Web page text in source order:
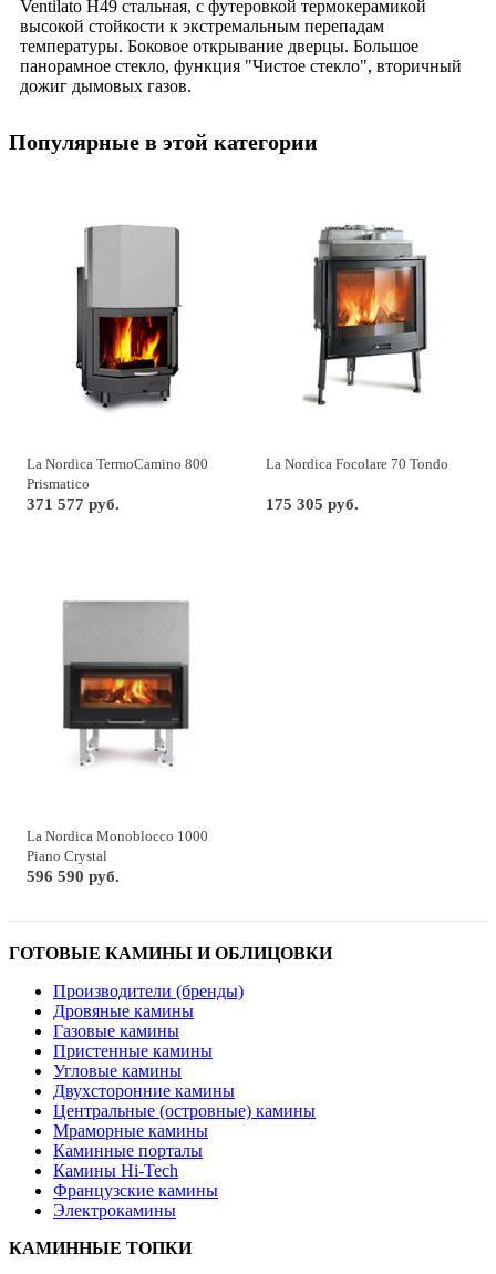
Ventilato H49 стальная, с футеровкой термокерамикой
высокой стойкости к экстремальным перепадам
температуры. Боковое открывание дверцы. Большое
панорамное стекло, функция "Чистое стекло", вторичный
дожиг дымовых газов.
Популярные в этой категории
La Nordica TermoCamino 800
Prismatico
371 577 руб.
La Nordica Focolare 70 Tondo
175 305 руб.
La Nordica Monoblocco 1000
Piano Crystal
596 590 руб.
ГОТОВЫЕ КАМИНЫ И ОБЛИЦОВКИ
Производители (бренды)
Дровяные камины
Газовые камины
Пристенные камины
Угловые камины
Двухсторонние камины
Центральные (островные) камины
Мраморные камины
Каминные порталы
Камины Hi-Tech
Французские камины
Электрокамины
КАМИННЫЕ ТОПКИ